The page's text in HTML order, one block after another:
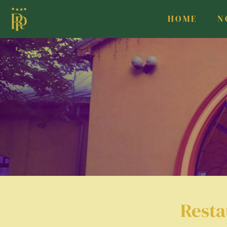
HOME